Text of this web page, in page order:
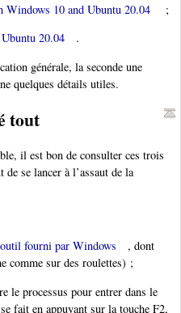
10 and Ubuntu 20.04 ;
20.04
.
générale, la seconde une
quelques détails utiles.
tout
il est bon de consulter ces trois
se lancer à l’assaut de la
outil fourni par Windows
, dont
comme sur des roulettes) ;
le processus pour entrer dans le
fait en appuyant sur la touche F2,